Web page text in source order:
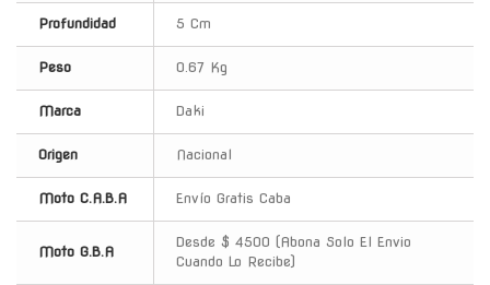
Profundidad 5 Cm
Peso 0.67 Kg
Marca Daki
Origen Nacional
Moto C.A.B.A Envío Gratis Caba
Moto G.B.A
Desde $ 4500 (Abona Solo El Envio
Cuando Lo Recibe)